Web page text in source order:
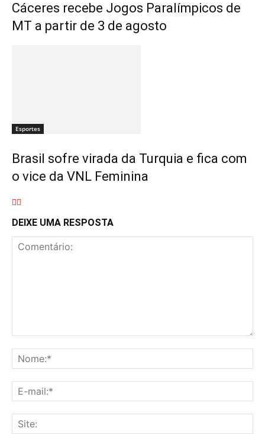
Cáceres recebe Jogos Paralímpicos de
MT a partir de 3 de agosto
Esportes
Brasil sofre virada da Turquia e fica com
o vice da VNL Feminina
DEIXE UMA RESPOSTA